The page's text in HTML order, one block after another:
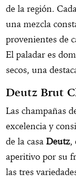
de la región.
una mezcla
provenientes de
El paladar es
secos, una
Deutz Brut
Las champañas
excelencia y
de la casa Deutz,
aperitivo por su
las tres